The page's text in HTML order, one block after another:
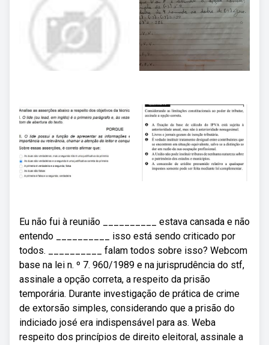
Eu não fui à reunião __________ estava cansada e não
entendo __________ isso está sendo criticado por
todos. __________ falam todos sobre isso? Webcom
base na lei n. º 7. 960/1989 e na jurisprudência do stf,
assinale a opção correta, a respeito da prisão
temporária. Durante investigação de prática de crime
de extorsão simples, considerando que a prisão do
indiciado josé era indispensável para as. Weba
respeito dos princípios de direito eleitoral, assinale a